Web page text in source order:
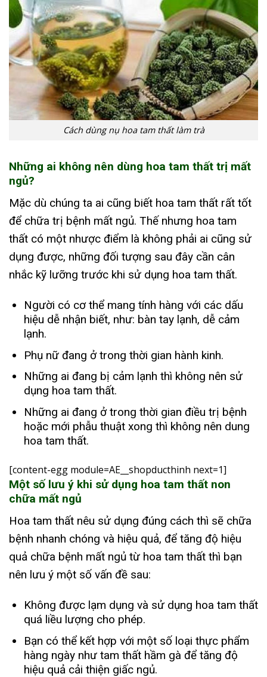
Cách dùng nụ hoa tam thất làm trà
Những ai không nên dùng hoa tam thất trị mất
ngủ?
Mặc dù chúng ta ai cũng biết hoa tam thất rất tốt
để chữa trị bệnh mất ngủ. Thế nhưng hoa tam
thất có một nhược điểm là không phải ai cũng sử
dụng được, những đối tượng sau đây cần cân
nhắc kỹ lưỡng trước khi sử dụng hoa tam thất.
Người có cơ thể mang tính hàng với các dấu
hiệu dễ nhận biết, như: bàn tay lạnh, dễ cảm
lạnh.
Phụ nữ đang ở trong thời gian hành kinh.
Những ai đang bị cảm lạnh thì không nên sử
dụng hoa tam thất.
Những ai đang ở trong thời gian điều trị bệnh
hoặc mới phẫu thuật xong thì không nên dung
hoa tam thất.
[content-egg module=AE__shopducthinh next=1]
Một số lưu ý khi sử dụng hoa tam thất non
chữa mất ngủ
Hoa tam thất nêu sử dụng đúng cách thì sẽ chữa
bệnh nhanh chóng và hiệu quả, để tăng độ hiệu
quả chữa bệnh mất ngủ từ hoa tam thất thì bạn
nên lưu ý một số vấn đề sau:
Không được lạm dụng và sử dụng hoa tam thất
quá liều lượng cho phép.
Bạn có thể kết hợp với một số loại thực phẩm
hàng ngày như tam thất hầm gà để tăng độ
hiệu quả cải thiện giấc ngủ.